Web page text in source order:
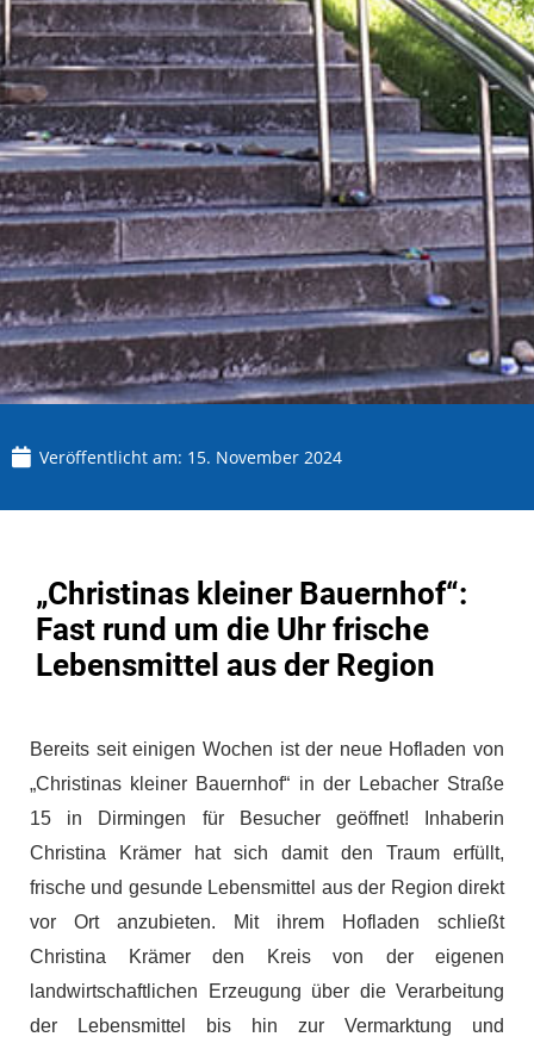
Veröffentlicht am: 15. November 2024
„Christinas kleiner Bauernhof“:
Fast rund um die Uhr frische
Lebensmittel aus der Region
Bereits seit einigen Wochen ist der neue Hofladen von
„Christinas kleiner Bauernhof“ in der Lebacher Straße
15 in Dirmingen für Besucher geöffnet! Inhaberin
Christina Krämer hat sich damit den Traum erfüllt,
frische und gesunde Lebensmittel aus der Region direkt
vor Ort anzubieten. Mit ihrem Hofladen schließt
Christina Krämer den Kreis von der eigenen
landwirtschaftlichen Erzeugung über die Verarbeitung
der Lebensmittel bis hin zur Vermarktung und